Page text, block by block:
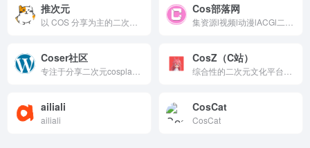
推次元 Cos部落网
Coser社区 CosZ（C站）
ailiali
ailiali
CosCat
CosCat